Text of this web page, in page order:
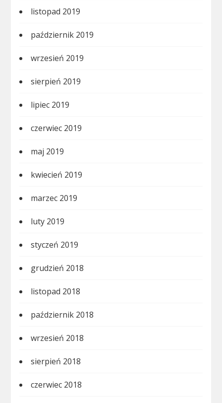
listopad 2019
październik 2019
wrzesień 2019
sierpień 2019
lipiec 2019
czerwiec 2019
maj 2019
kwiecień 2019
marzec 2019
luty 2019
styczeń 2019
grudzień 2018
listopad 2018
październik 2018
wrzesień 2018
sierpień 2018
czerwiec 2018